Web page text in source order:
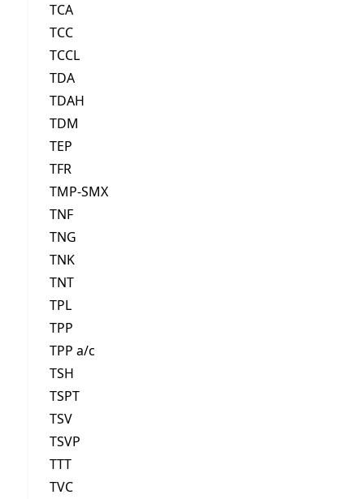
TCA
TCC
TCCL
TDA
TDAH
TDM
TEP
TFR
TMP-SMX
TNF
TNG
TNK
TNT
TPL
TPP
TPP a/c
TSH
TSPT
TSV
TSVP
TTT
TVC